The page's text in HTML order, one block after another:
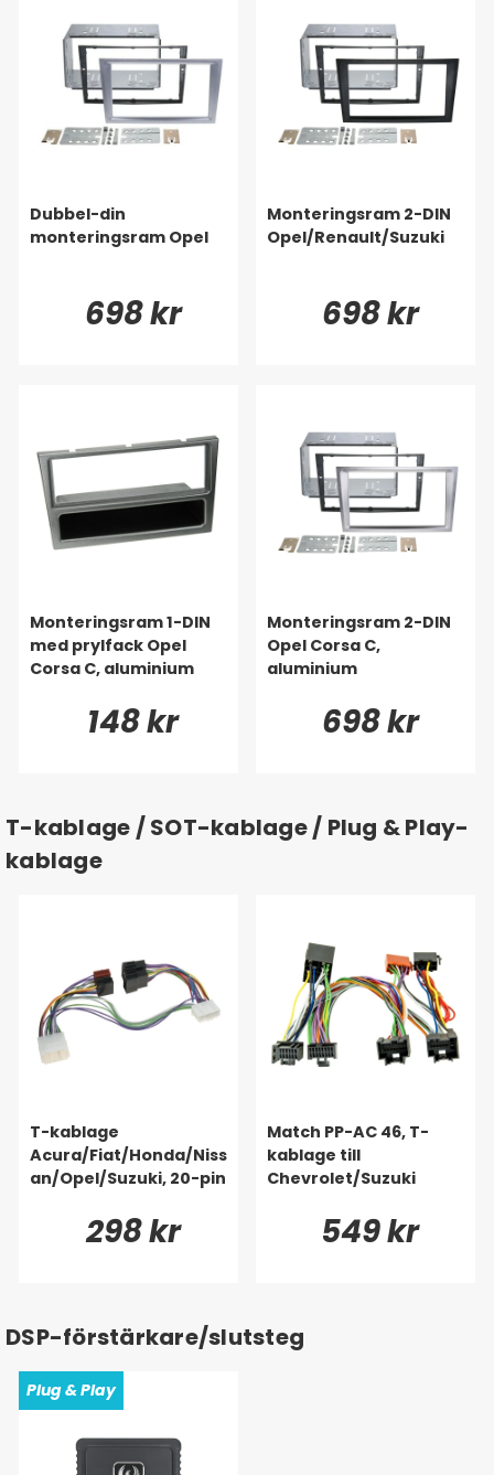
Dubbel-din
monteringsram Opel
698 kr
Monteringsram 2-DIN
Opel/Renault/Suzuki
698 kr
Monteringsram 1-DIN
med prylfack Opel
Corsa C, aluminium
148 kr
Monteringsram 2-DIN
Opel Corsa C,
aluminium
698 kr
T-kablage / SOT-kablage / Plug & Play-
kablage
T-kablage
Acura/Fiat/Honda/Niss
an/Opel/Suzuki, 20-pin
298 kr
Match PP-AC 46, T-
kablage till
Chevrolet/Suzuki
549 kr
DSP-förstärkare/slutsteg
Plug & Play